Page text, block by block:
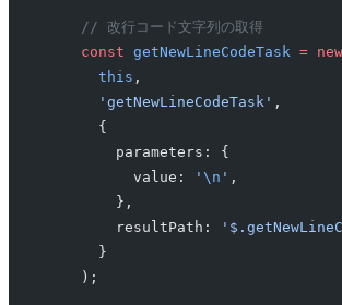
    // 改行コード文字列の取得
    const
getNewLineCodeTask = new
      this
,
      'getNewLineCodeTask'
,
      {
        parameters: {
          value:
' \n ' ,
        },
        resultPath:
      }
    );